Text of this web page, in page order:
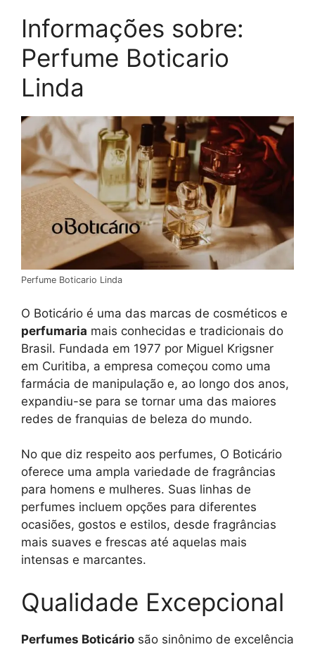
Informações sobre:
Perfume Boticario
Linda
Perfume Boticario Linda
O Boticário é uma das marcas de cosméticos e
perfumaria mais conhecidas e tradicionais do
Brasil. Fundada em 1977 por Miguel Krigsner
em Curitiba, a empresa começou como uma
farmácia de manipulação e, ao longo dos anos,
expandiu-se para se tornar uma das maiores
redes de franquias de beleza do mundo.
No que diz respeito aos perfumes, O Boticário
oferece uma ampla variedade de fragrâncias
para homens e mulheres. Suas linhas de
perfumes incluem opções para diferentes
ocasiões, gostos e estilos, desde fragrâncias
mais suaves e frescas até aquelas mais
intensas e marcantes.
Qualidade Excepcional
Perfumes Boticário são sinônimo de excelência